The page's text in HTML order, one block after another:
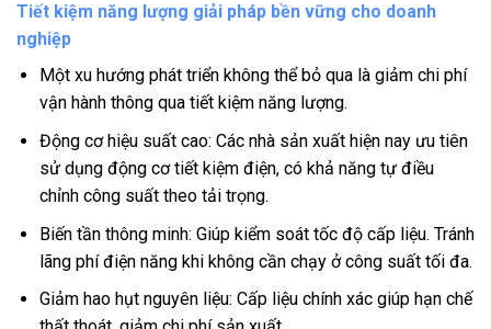
Tiết kiệm năng lượng giải pháp bền vững cho doanh
nghiệp
Một xu hướng phát triển không thể bỏ qua là giảm chi phí
vận hành thông qua tiết kiệm năng lượng.
Động cơ hiệu suất cao: Các nhà sản xuất hiện nay ưu tiên
sử dụng động cơ tiết kiệm điện, có khả năng tự điều
chỉnh công suất theo tải trọng.
Biến tần thông minh: Giúp kiểm soát tốc độ cấp liệu. Tránh
lãng phí điện năng khi không cần chạy ở công suất tối đa.
Giảm hao hụt nguyên liệu: Cấp liệu chính xác giúp hạn chế